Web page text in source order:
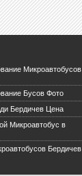
Микроавтобусов
Бусов Фото
Бердичев Цена
Микроавтобус в
Бердичев